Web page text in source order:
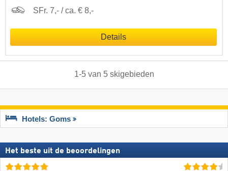
SFr. 7,- / ca. € 8,-
Details
1-5van 5 skigebieden
Hotels: Goms
Het beste uit de beoordelingen